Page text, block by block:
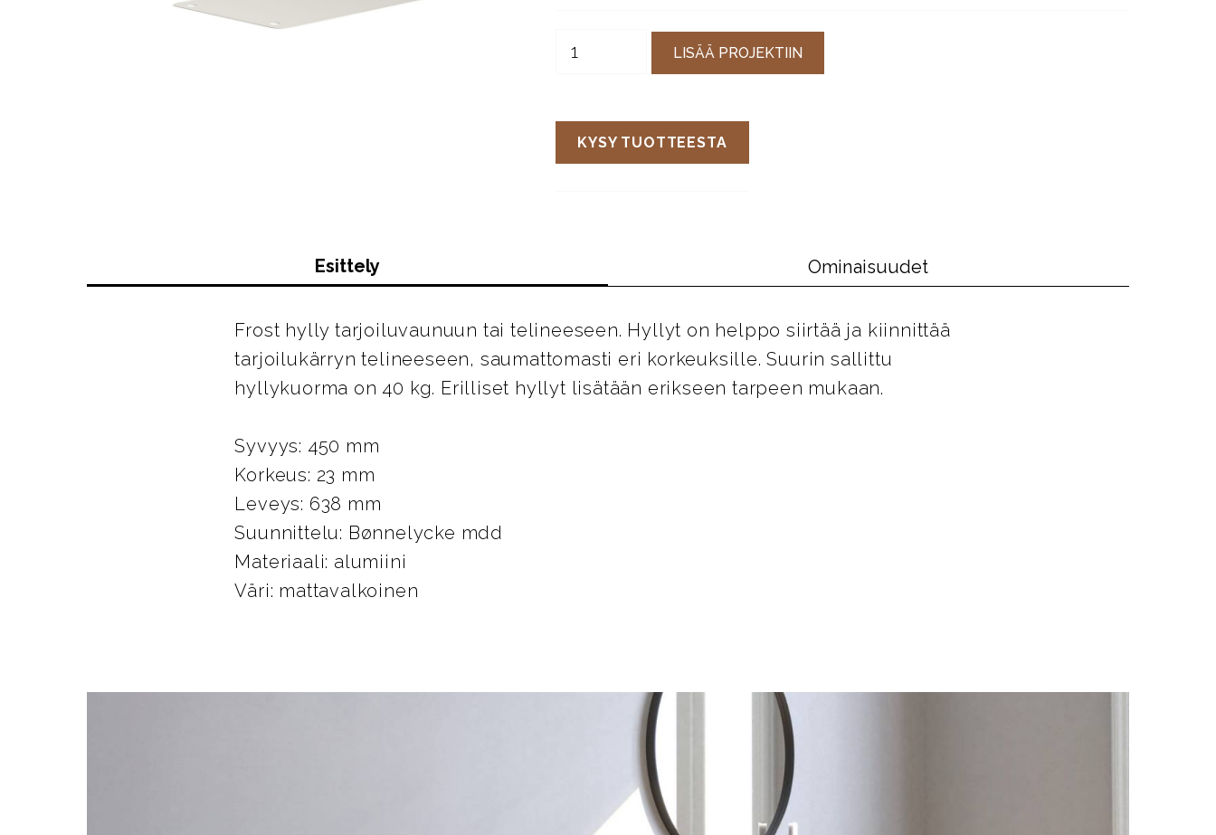
LISÄÄ PROJEKTIIN
KYSY TUOTTEESTA
Esittely Ominaisuudet
Frost hylly tarjoiluvaunuun tai telineeseen. Hyllyt on helppo siirtää ja kiinnittää
tarjoilukärryn telineeseen, saumattomasti eri korkeuksille. Suurin sallittu
hyllykuorma on 40 kg. Erilliset hyllyt lisätään erikseen tarpeen mukaan.
Syvyys: 450 mm
Korkeus: 23 mm
Leveys: 638 mm
Suunnittelu: Bønnelycke mdd
Materiaali: alumiini
Väri: mattavalkoinen